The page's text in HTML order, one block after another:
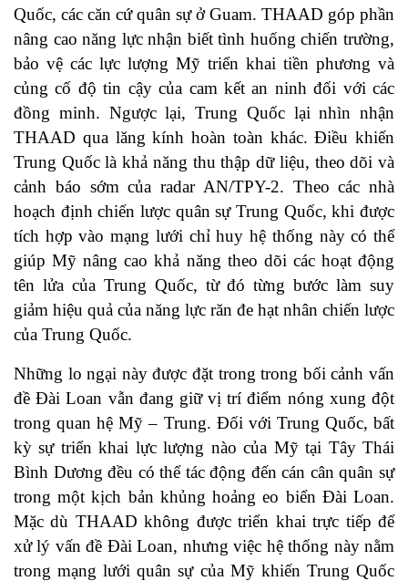
Quốc, các căn cứ quân sự ở Guam. THAAD góp phần
nâng cao năng lực nhận biết tình huống chiến trường,
bảo vệ các lực lượng Mỹ triển khai tiền phương và
củng cố độ tin cậy của cam kết an ninh đối với các
đồng minh. Ngược lại, Trung Quốc lại nhìn nhận
THAAD qua lăng kính hoàn toàn khác. Điều khiến
Trung Quốc là khả năng thu thập dữ liệu, theo dõi và
cảnh báo sớm của radar AN/TPY-2. Theo các nhà
hoạch định chiến lược quân sự Trung Quốc, khi được
tích hợp vào mạng lưới chỉ huy hệ thống này có thể
giúp Mỹ nâng cao khả năng theo dõi các hoạt động
tên lửa của Trung Quốc, từ đó từng bước làm suy
giảm hiệu quả của năng lực răn đe hạt nhân chiến lược
của Trung Quốc.
Những lo ngại này được đặt trong trong bối cảnh vấn
đề Đài Loan vẫn đang giữ vị trí điểm nóng xung đột
trong quan hệ Mỹ – Trung. Đối với Trung Quốc, bất
kỳ sự triển khai lực lượng nào của Mỹ tại Tây Thái
Bình Dương đều có thể tác động đến cán cân quân sự
trong một kịch bản khủng hoảng eo biển Đài Loan.
Mặc dù THAAD không được triển khai trực tiếp để
xử lý vấn đề Đài Loan, nhưng việc hệ thống này nằm
trong mạng lưới quân sự của Mỹ khiến Trung Quốc